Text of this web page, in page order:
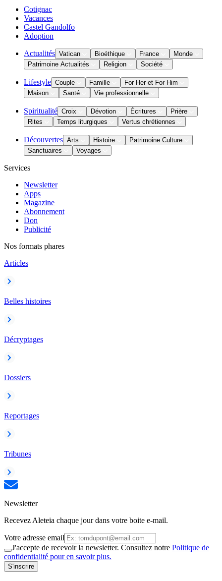
Cotignac
Vacances
Castel Gandolfo
Adoption
Actualités Vatican Bioéthique France
Monde
Patrimoine Actualités
Religion Société
Lifestyle Couple Famille
For Her et For Him
Maison
Santé Vie professionnelle
Spiritualité Croix Dévotion Écritures
Prière
Rites
Temps liturgiques Vertus chrétiennes
Découvertes Arts Histoire
Patrimoine Culture
Sanctuaires
Voyages
Services
Newsletter
Apps
Magazine
Abonnement
Don
Publicité
Nos formats phares
Articles
Belles histoires
Décryptages
Dossiers
Reportages
Tribunes
Newsletter
Recevez Aleteia chaque jour dans votre boite e-mail.
Votre adresse email
J'accepte de recevoir la newsletter. Consultez notre Politique de
confidentialité pour en savoir plus.
S'inscrire